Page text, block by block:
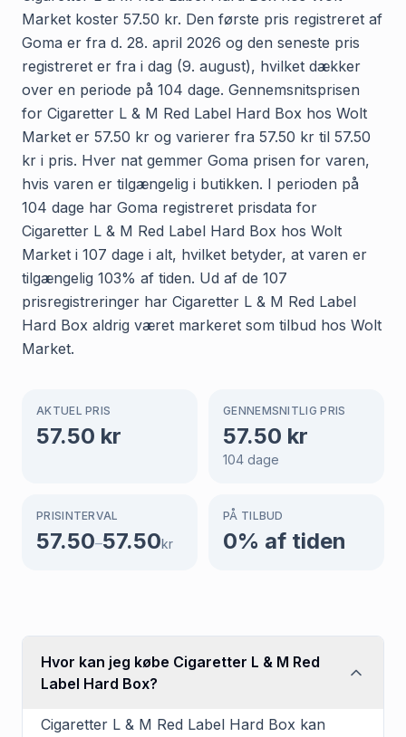
Market koster 57.50 kr. Den første pris registreret af
Goma er fra d. 28. april 2026 og den seneste pris
registreret er fra i dag (9. august), hvilket dækker
over en periode på 104 dage. Gennemsnitsprisen
for Cigaretter L & M Red Label Hard Box hos Wolt
Market er 57.50 kr og varierer fra 57.50 kr til 57.50
kr i pris. Hver nat gemmer Goma prisen for varen,
hvis varen er tilgængelig i butikken. I perioden på
104 dage har Goma registreret prisdata for
Cigaretter L & M Red Label Hard Box hos Wolt
Market i 107 dage i alt, hvilket betyder, at varen er
tilgængelig 103% af tiden. Ud af de 107
prisregistreringer har Cigaretter L & M Red Label
Hard Box aldrig været markeret som tilbud hos Wolt
Market.
AKTUEL PRIS
57.50 kr
GENNEMSNITLIG PRIS
57.50 kr
104 dage
PRISINTERVAL
57.50–57.50kr
PÅ TILBUD
0% af tiden
Hvor kan jeg købe Cigaretter L & M Red
Label Hard Box?
Cigaretter L & M Red Label Hard Box kan